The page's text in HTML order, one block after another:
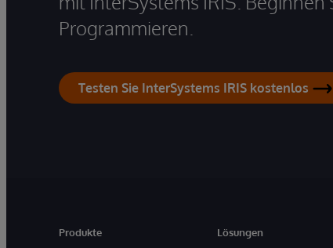
Programmieren.
Testen Sie InterSystems IRIS kostenlos
Produkte
Lösungen